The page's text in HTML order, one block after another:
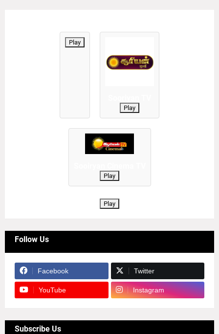
Play
Play
Play
Play
Follow Us
Facebook Twitter
YouTube Instagram
Subscribe Us